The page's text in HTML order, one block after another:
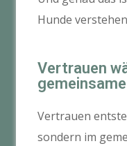
Hunde
Vertrauen
Vertrauen
sondern im